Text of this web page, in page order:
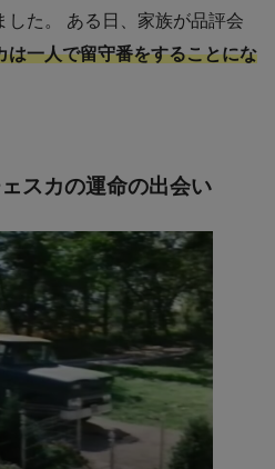
した。 ある日、家族が品評会
は一人で留守番をすることにな
スカの運命の出会い